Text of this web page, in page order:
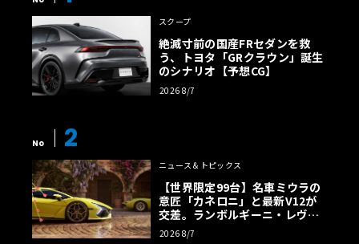
スクープ
絶滅寸前の国産FRセダンを救
う、トヨタ「GRクラウン」誕生
のシナリオ【予想CG】
2026 8/7
No 2
ニュース＆トピックス
【世界限定99台】名車ミウラの
意匠「カネロニ」と最新V12が
交差。ランボルギーニ・レヴエ
ルトに60周年記念車が登場
2026 8/7